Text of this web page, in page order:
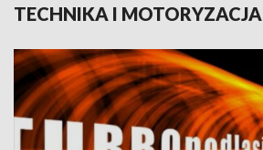
TECHNIKA I MOTORYZACJA